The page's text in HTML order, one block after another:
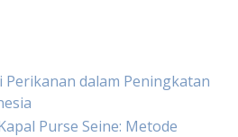
dalam Peningkatan
Purse Seine: Metode